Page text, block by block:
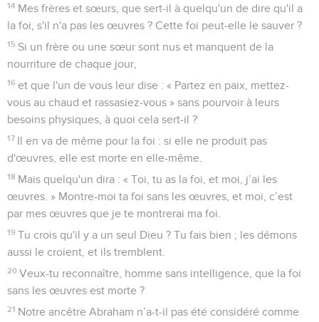
14 Mes frères et sœurs, que sert-il à quelqu'un de dire qu'il a
la foi, s'il n'a pas les œuvres ? Cette foi peut-elle le sauver ?
15 Si un frère ou une sœur sont nus et manquent de la
nourriture de chaque jour,
16 et que l'un de vous leur dise : « Partez en paix, mettez-
vous au chaud et rassasiez-vous » sans pourvoir à leurs
besoins physiques, à quoi cela sert-il ?
17 Il en va de même pour la foi : si elle ne produit pas
d'œuvres, elle est morte en elle-même.
18 Mais quelqu'un dira : « Toi, tu as la foi, et moi, j’ai les
œuvres. » Montre-moi ta foi sans les œuvres, et moi, c’est
par mes œuvres que je te montrerai ma foi.
19 Tu crois qu'il y a un seul Dieu ? Tu fais bien ; les démons
aussi le croient, et ils tremblent.
20 Veux-tu reconnaître, homme sans intelligence, que la foi
sans les œuvres est morte ?
21 Notre ancêtre Abraham n’a-t-il pas été considéré comme